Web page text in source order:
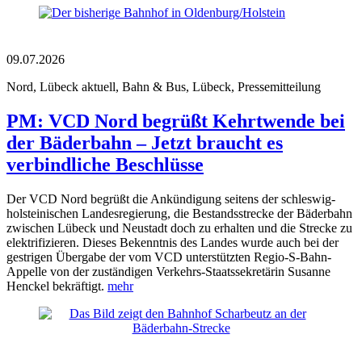
09.07.2026
Nord, Lübeck aktuell, Bahn & Bus, Lübeck, Pressemitteilung
PM: VCD Nord begrüßt Kehrtwende bei
der Bäderbahn – Jetzt braucht es
verbindliche Beschlüsse
Der VCD Nord begrüßt die Ankündigung seitens der schleswig-
holsteinischen Landesregierung, die Bestandsstrecke der Bäderbahn
zwischen Lübeck und Neustadt doch zu erhalten und die Strecke zu
elektrifizieren. Dieses Bekenntnis des Landes wurde auch bei der
gestrigen Übergabe der vom VCD unterstützten Regio-S-Bahn-
Appelle von der zuständigen Verkehrs-Staatssekretärin Susanne
Henckel bekräftigt. mehr